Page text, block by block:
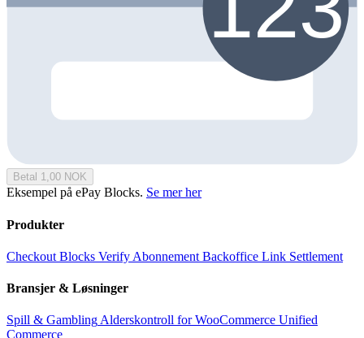
Betal 1,00 NOK
Eksempel på ePay Blocks. Se mer her
Produkter
Checkout Blocks Verify Abonnement Backoffice Link Settlement
Bransjer & Løsninger
Spill & GamblingAlderskontroll for WooCommerce Unified
Commerce